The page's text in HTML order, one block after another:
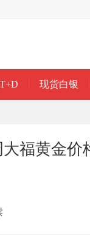
现货白银
大福黄金